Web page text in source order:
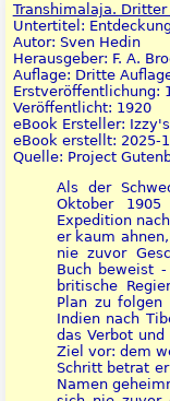
Transhimalaja. Dritter
Untertitel:
Autor: Sven Hedin
Herausgeber: F. A.
Auflage: Dritte
Erstveröffentlichung:
Veröffentlicht: 1920
eBook Ersteller:
eBook erstellt: 2025-
Quelle: Project
Als der
Oktober
Expedition
er kaum
nie zuvor
Buch beweist
britische
Plan zu
Indien nach
das Verbot
Ziel vor: dem
Schritt betrat
Namen